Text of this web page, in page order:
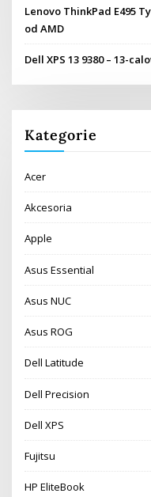
Lenovo ThinkPad E495
od AMD
Dell XPS 13 9380 – 13-
Kategorie
Acer
Akcesoria
Apple
Asus Essential
Asus NUC
Asus ROG
Dell Latitude
Dell Precision
Dell XPS
Fujitsu
HP EliteBook